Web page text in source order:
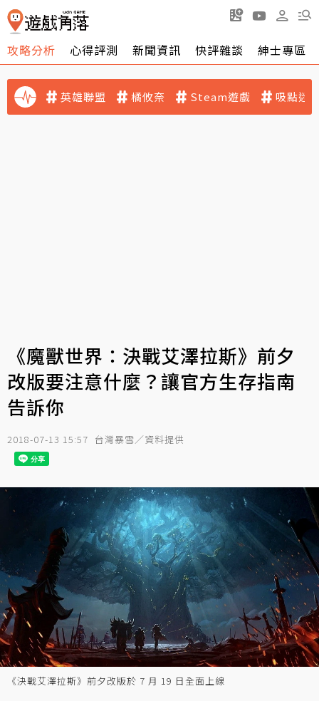
攻略分析 心得評測 新聞資訊 快評雜談 紳士專區
英雄聯盟 橘攸奈 Steam遊戲 吸點迷
《魔獸世界：決戰艾澤拉斯》前夕
改版要注意什麼？讓官方生存指南
告訴你
2018-07-13 15:57 台灣暴雪／資料提供
《決戰艾澤拉斯》前夕改版於 7 月 19 日全面上線